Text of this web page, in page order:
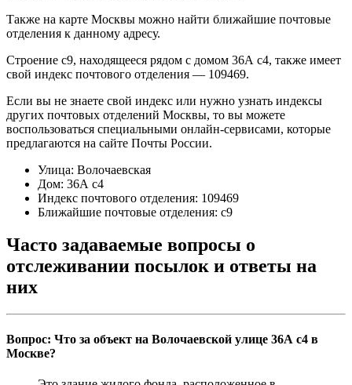
Также на карте Москвы можно найти ближайшие почтовые
отделения к данному адресу.
Строение с9, находящееся рядом с домом 36А с4, также имеет
свой индекс почтового отделения — 109469.
Если вы не знаете свой индекс или нужно узнать индексы
других почтовых отделений Москвы, то вы можете
воспользоваться специальными онлайн-сервисами, которые
предлагаются на сайте Почты России.
Улица: Волочаевская
Дом: 36А с4
Индекс почтового отделения: 109469
Ближайшие почтовые отделения: с9
Часто задаваемые вопросы о
отслеживании посылок и ответы на
них
Вопрос: Что за объект на Волочаевской улице 36А с4 в
Москве?